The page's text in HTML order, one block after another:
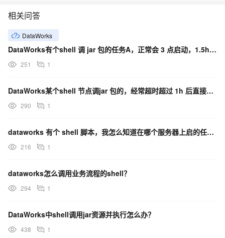
相关问答
DataWorks
DataWorks有个shell 调 jar 包的任务A，正常会 3 点启动，1.5h 结束？
251 1
DataWorks某个shell 节点调jar 包的，经常超时超过 1h 后直接重跑，可以实现吗？
290 1
dataworks 有个 shell 脚本，我怎么知道在哪个服务器上启的任务呀？
216 1
dataworks怎么调用业务流程的shell？
294 1
DataWorks中shell调用jar资源并执行怎么办？
438 1